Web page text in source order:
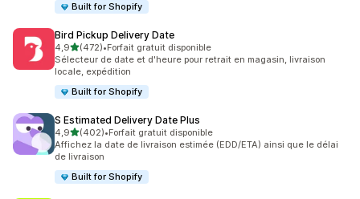
Built for Shopify
Bird Pickup Delivery Date
4,9étoile(s) sur 5
(472)
472 avis au total
•Forfait gratuit disponible
Sélecteur de date et d'heure pour retrait en magasin, livraison
locale, expédition
Built for Shopify
S Estimated Delivery Date Plus
4,9étoile(s) sur 5
(402)
402 avis au total
•Forfait gratuit disponible
Affichez la date de livraison estimée (EDD/ETA) ainsi que le délai
de livraison
Built for Shopify